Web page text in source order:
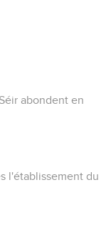
abondent en
l'établissement du